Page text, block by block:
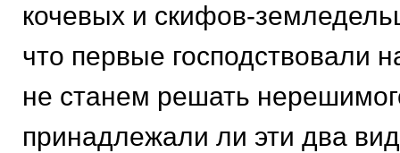
кочевых и скифов-
что первые господствовали
не станем решать
принадлежали ли эти два